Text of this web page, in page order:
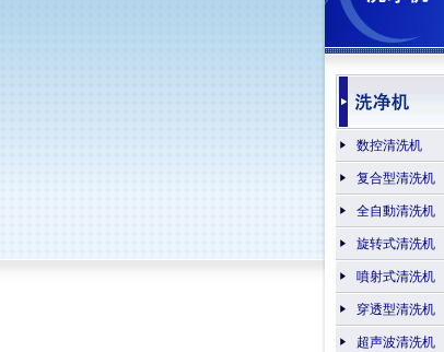
数控清洗机
复合型清洗机
全自動清洗机
旋转式清洗机
噴射式清洗机
穿透型清洗机
超声波清洗机